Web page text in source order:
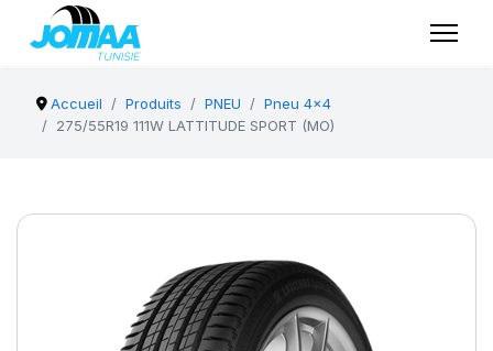
Accueil Produits PNEU
Pneu 4x4
275/55R19 111W LATTITUDE SPORT (MO)